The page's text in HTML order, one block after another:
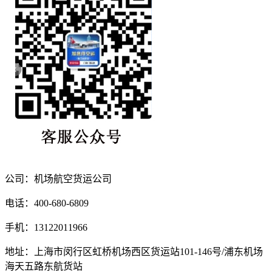
公司：机场航空货运公司
电话：400-680-6809
手机：13122011966
地址：上海市闵行区虹桥机场西区货运站101-146号/浦东机场
海天五路东航货站